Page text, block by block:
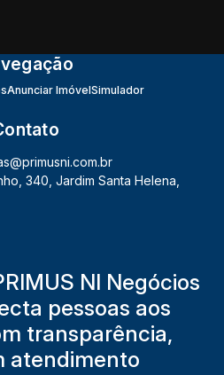
Anunciar ImóvelSimulador
340 Jardim Santa Helena
NI Negócios
pessoas aos
transparência,
atendimento